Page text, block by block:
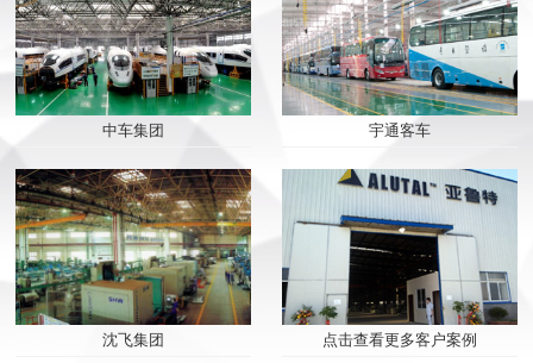
中车集团 宇通客车
沈飞集团 点击查看更多客户案例
2019/08/09
派克机器——打破常规...
2019/08/09
你心中的设备，应该是...
2019/07/19
最完美的门窗 从“它...